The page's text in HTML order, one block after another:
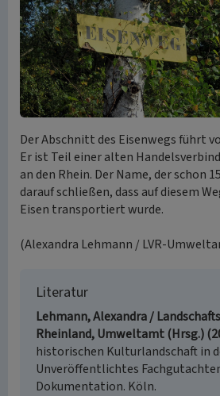
Der Abschnitt des Eisenwegs führt
Er ist Teil einer alten
an den Rhein. Der Name, der schon
darauf schließen, dass auf diesem
Eisen transportiert wurde.
(Alexandra Lehmann / LVR-
Literatur
Lehmann, Alexandra /
Rheinland, Umweltamt (Hrsg.)
historischen Kulturlandschaft in
Unveröffentlichtes
Dokumentation. Köln.